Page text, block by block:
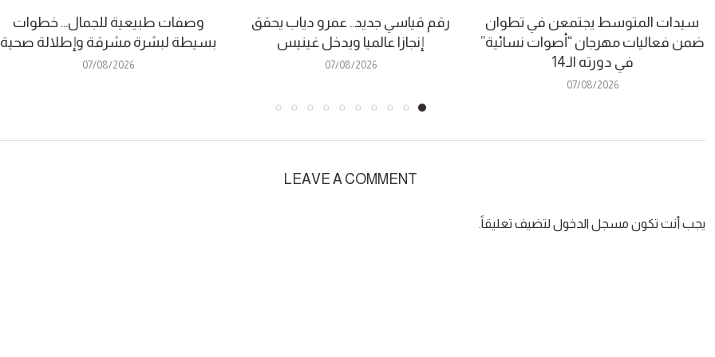
سيدات المتوسط يجتمعن في تطوان
ضمن فعاليات مهرجان “أصوات نسائية”
في دورته الـ14
07/08/2026
رقم قياسي جديد.. عمرو دياب يحقق
إنجازا عالميا ويدخل غينيس
07/08/2026
وصفات طبيعية للجمال… خطوات
بسيطة لبشرة مشرقة وإطلالة صحية
07/08/2026
LEAVE A COMMENT
يجب أنت تكون مسجل الدخول لتضيف تعليقاً.